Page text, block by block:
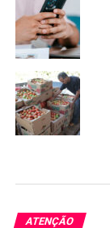
ATENÇÃO